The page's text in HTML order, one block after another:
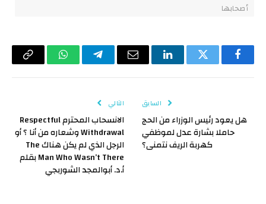
أصحابها
فيسبوكتويتر لينكدإن البريد
تيلقرام واتسابCopy
السابق
هل يعود رئيس الوزراء من الحج
حاملا بشارة عدل لموظفي
كهربة الريف نتمنى؟
التالي
الانسحاب المحترم Respectful
Withdrawal وشعاره من أنا ؟ أو
الرجل الذي لم يكن هناك The
Man Who Wasn’t There بقلم
أ.د. أبوالمجد الشوربجي